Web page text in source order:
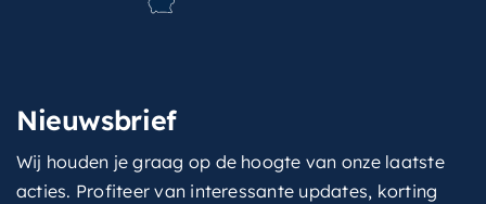
Nieuwsbrief
Wij houden je graag op de hoogte van onze laatste
acties. Profiteer van interessante updates, korting